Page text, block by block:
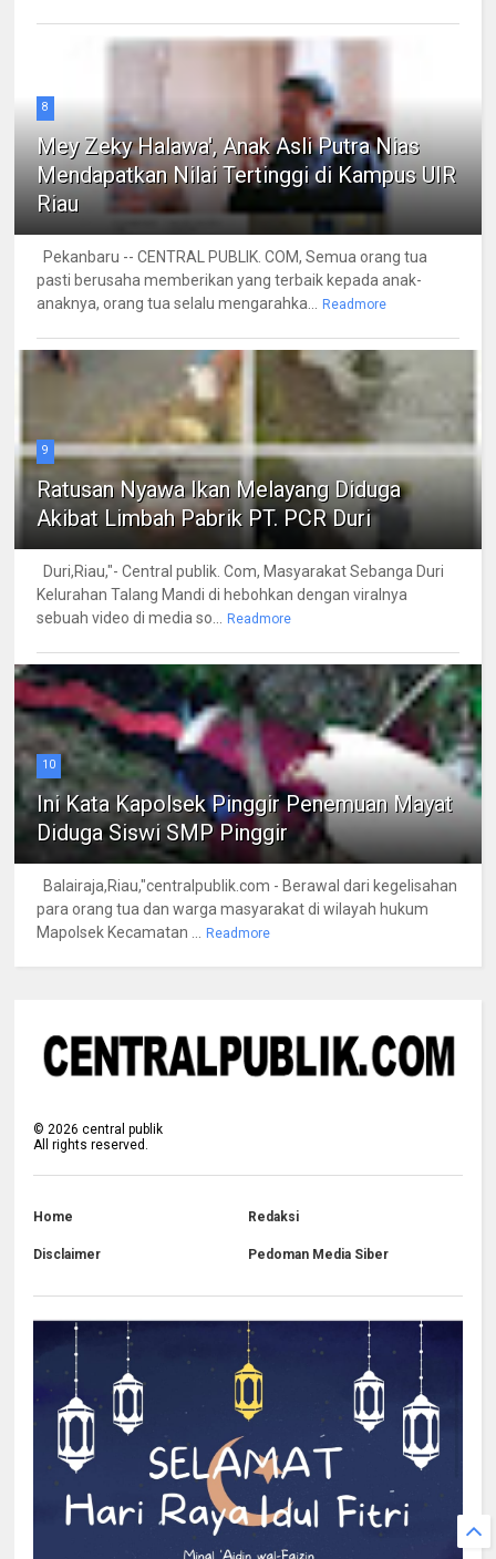
8
Mey Zeky Halawa', Anak Asli Putra Nias
Mendapatkan Nilai Tertinggi di Kampus UIR
Riau
Pekanbaru -- CENTRAL PUBLIK. COM, Semua orang tua
pasti berusaha memberikan yang terbaik kepada anak-
anaknya, orang tua selalu mengarahka... Readmore
9
Ratusan Nyawa Ikan Melayang Diduga
Akibat Limbah Pabrik PT. PCR Duri
Duri,Riau,"- Central publik. Com, Masyarakat Sebanga Duri
Kelurahan Talang Mandi di hebohkan dengan viralnya
sebuah video di media so... Readmore
10
Ini Kata Kapolsek Pinggir Penemuan Mayat
Diduga Siswi SMP Pinggir
Balairaja,Riau,"centralpublik.com - Berawal dari kegelisahan
para orang tua dan warga masyarakat di wilayah hukum
Mapolsek Kecamatan ... Readmore
©2026 central publik
All rights reserved.
Home Redaksi
Disclaimer Pedoman Media Siber